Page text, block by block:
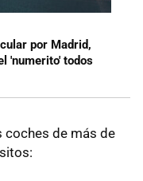
por Madrid,
'numerito' todos
coches de más de